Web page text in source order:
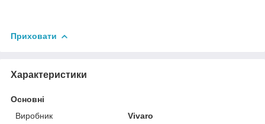
Приховати
Характеристики
Основні
Виробник
Vivaro